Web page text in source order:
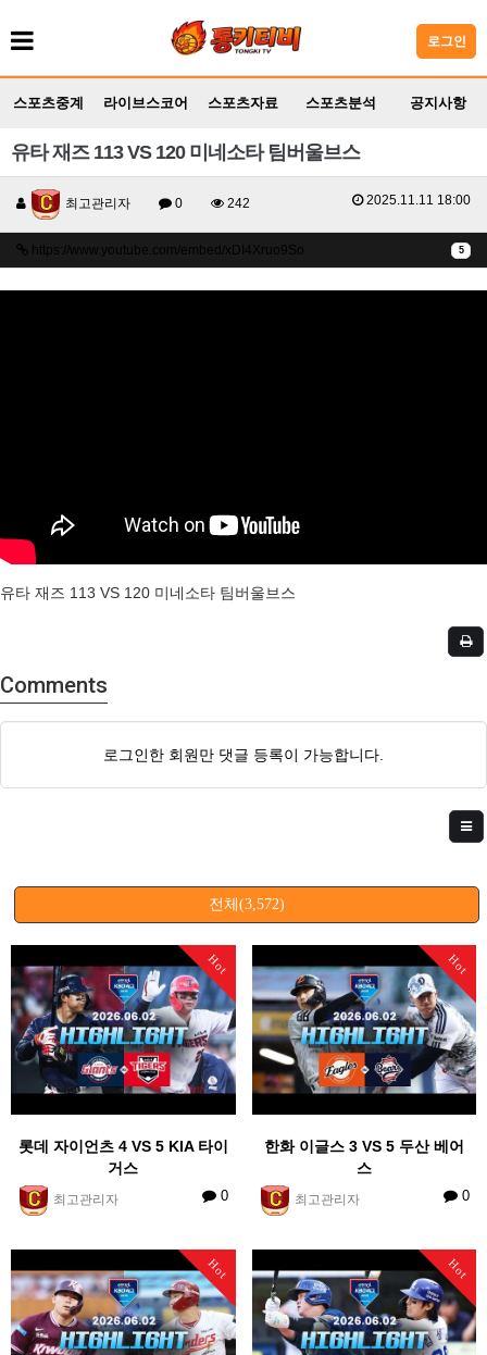
로그인
스포츠중계 라이브스코어 스포츠자료 스포츠분석 공지사항
유타 재즈 113 VS 120 미네소타 팀버울브스
최고관리자 0 242 2025.11.11 18:00
5
https://www.youtube.com/embed/xDI4Xruo9So
유타 재즈 113 VS 120 미네소타 팀버울브스
Comments
로그인한 회원만 댓글 등록이 가능합니다.
전체(3,572)
Hot
롯데 자이언츠 4 VS 5 KIA 타이
거스
최고관리자 0
Hot
한화 이글스 3 VS 5 두산 베어
스
최고관리자 0
Hot Hot